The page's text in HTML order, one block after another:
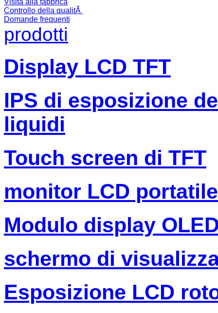
Visita alla fabbrica
Controllo della qualitÃ
Domande frequenti
prodotti
Display LCD TFT
IPS di esposizione
liquidi
Touch screen di TFT
monitor LCD portatile
Modulo display
schermo di
Esposizione LCD